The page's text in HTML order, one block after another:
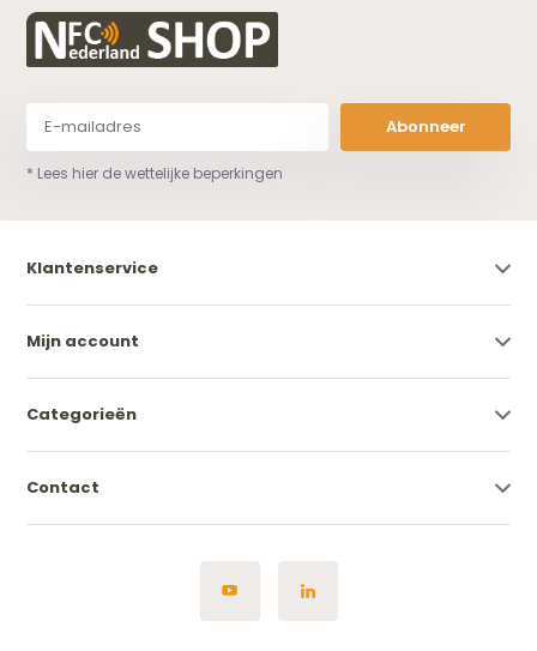
Abonneer
* Lees hier de wettelijke beperkingen
Klantenservice
Mijn account
Categorieën
Contact